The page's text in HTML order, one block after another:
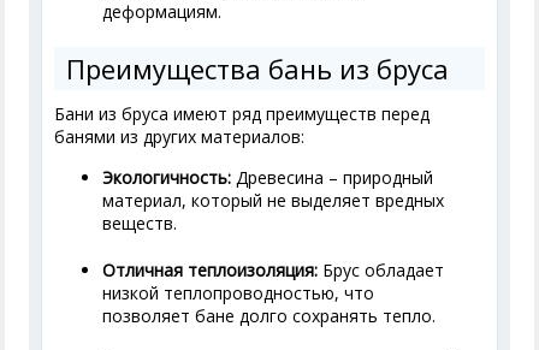
деформациям.
Преимущества бань из бруса
Бани из бруса имеют ряд преимуществ перед
банями из других материалов:
Экологичность: Древесина – природный
материал, который не выделяет вредных
веществ.
Отличная теплоизоляция: Брус обладает
низкой теплопроводностью, что
позволяет бане долго сохранять тепло.